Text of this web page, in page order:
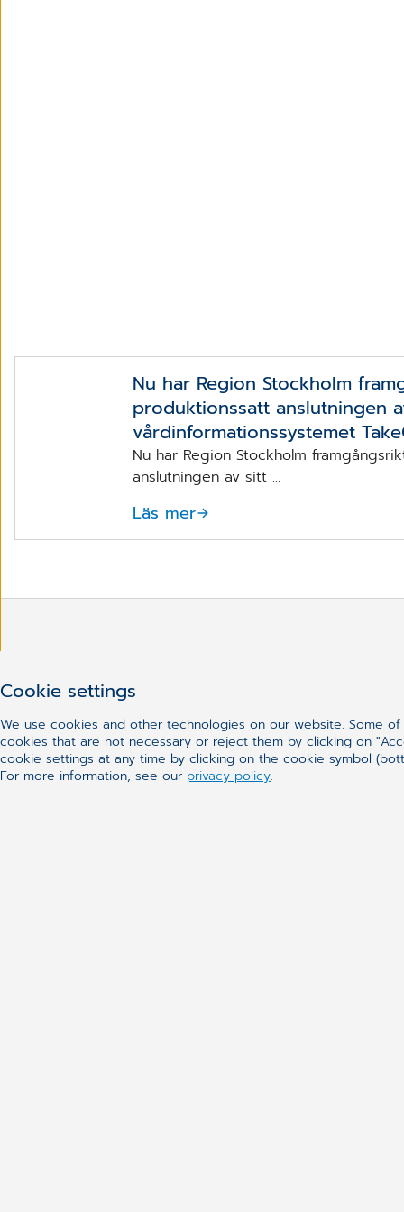
Nu har Region Stockholm
produktionssatt anslutningen
vårdinformationssystemet
Nu har Region Stockholm
anslutningen av sitt ...
Läs mer
Har du inte hittat vad du
Cookie settings
We use cookies and other technologies on our website. Some
cookies that are not necessary or reject them by clicking on
cookie settings at any time by clicking on the cookie symbol
For more information, see our privacy policy.